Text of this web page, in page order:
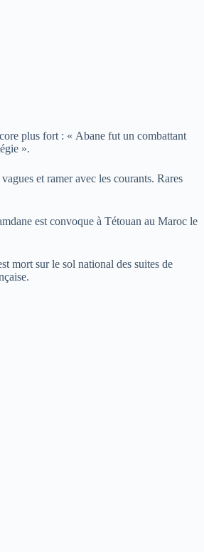
plus fort : « Abane fut un combattant
».
et ramer avec les courants. Rares
est convoque à Tétouan au Maroc le
mort sur le sol national des suites de